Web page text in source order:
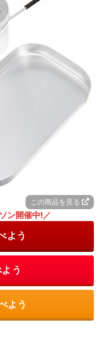
この商品を見る
ン開催中!／
よう
う
よう